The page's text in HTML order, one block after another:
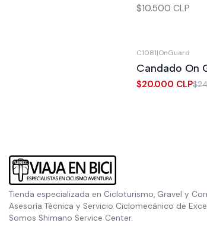
$10.500 CLP
-17%
Agotado
C1081|OnGuard
Candado On
$20.000 CLP
Tienda especializada en Cicloturismo, Gravel y
Asesoría Técnica y Servicio Ciclomecánico de
Somos Shimano Service Center.